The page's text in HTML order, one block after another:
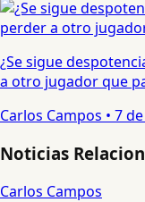
¿Se sigue
a otro jugador que
Carlos Campos • 7
Noticias
Carlos Campos